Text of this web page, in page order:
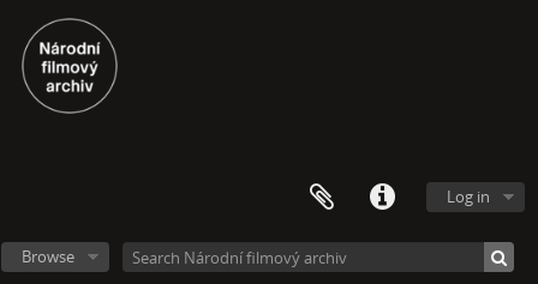
Log in
Browse
[Fonds] Festivalové soutěžní výběry experimentálního filmu a videoartu
[Subseries] Beyond Anachronism: Eons of the Binary (Film)
[Subseries] Spánková paralýza